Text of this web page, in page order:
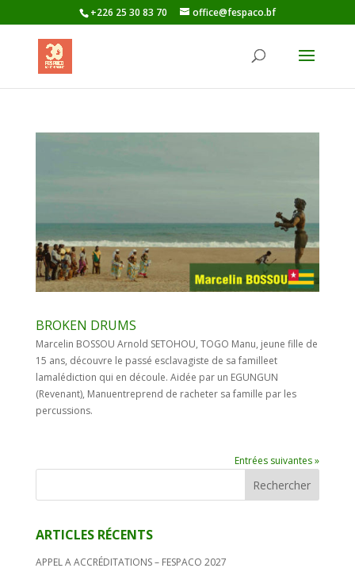
+226 25 30 83 70 office@fespaco.bf
BROKEN DRUMS
Marcelin BOSSOU Arnold SETOHOU, TOGO Manu, jeune fille de
15 ans, découvre le passé esclavagiste de sa familleet
lamalédiction qui en découle. Aidée par un EGUNGUN
(Revenant), Manuentreprend de racheter sa famille par les
percussions.
Entrées suivantes »
ARTICLES RÉCENTS
APPEL A ACCRÉDITATIONS – FESPACO 2027